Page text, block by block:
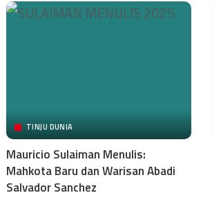
TINJU DUNIA
Mauricio Sulaiman Menulis:
Mahkota Baru dan Warisan Abadi
Salvador Sanchez